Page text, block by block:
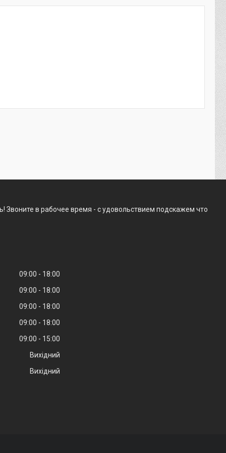
Звоните в рабочее время - с удовольствием подскажем что
09:00
18:00
09:00
18:00
09:00
18:00
09:00
18:00
09:00
15:00
Вихідний
Вихідний